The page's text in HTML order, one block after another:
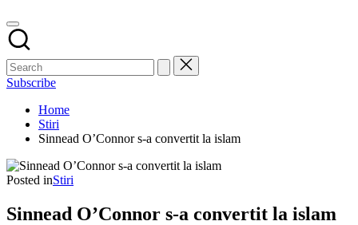
Subscribe
Home
Stiri
Sinnead O’Connor s-a convertit la islam
Posted inStiri
Sinnead O’Connor s-a convertit la islam